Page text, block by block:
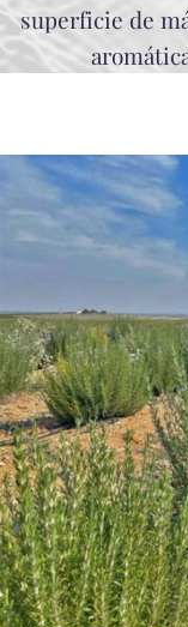
superficie de